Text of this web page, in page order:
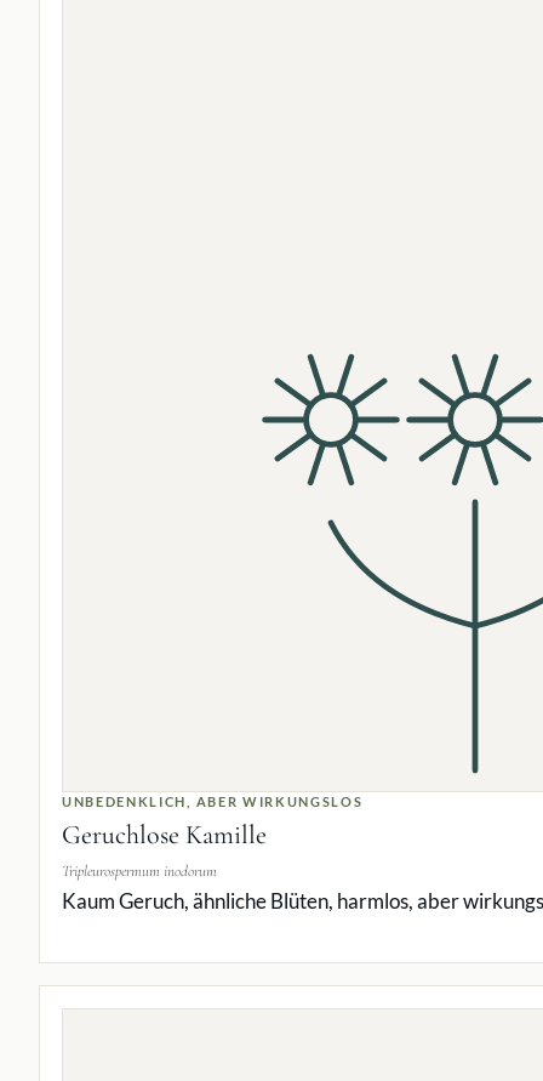
UNBEDENKLICH, ABER WIRKUNGSLOS
Geruchlose Kamille
Tripleurospermum inodorum
Kaum Geruch, ähnliche Blüten, harmlos, aber